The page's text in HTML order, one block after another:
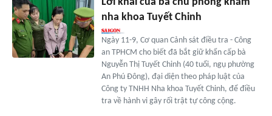
nha khoa Tuyết Chinh
Ngày 11-9, Cơ quan Cảnh sát điều tra - Công
an TPHCM cho biết đã bắt giữ khẩn cấp bà
Nguyễn Thị Tuyết Chinh (40 tuổi, ngụ phường
An Phú Đông), đại diện theo pháp luật của
Công ty TNHH Nha khoa Tuyết Chinh, để điều
tra về hành vi gây rối trật tự công cộng.